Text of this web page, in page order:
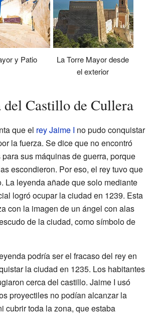
y Patio
La Torre Mayor desde
el exterior
del Castillo de Cullera
que el rey Jaime I no pudo conquistar
la fuerza. Se dice que no encontró
sus máquinas de guerra, porque
escondieron. Por eso, el rey tuvo que
La leyenda añade que solo mediante
logró ocupar la ciudad en 1239. Esta
con la imagen de un ángel con alas
de la ciudad, como símbolo de
podría ser el fracaso del rey en
la ciudad en 1235. Los habitantes
cerca del castillo. Jaime I usó
proyectiles no podían alcanzar la
cubrir toda la zona, que estaba